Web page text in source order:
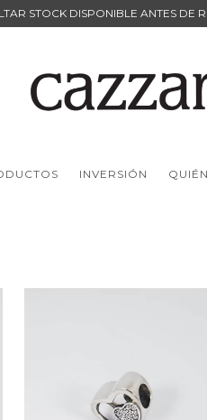
STOCK DISPONIBLE ANTES DE
INVERSIÓN